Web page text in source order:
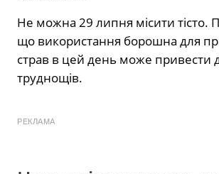
Не можна 29 липня місити тісто.
що використання борошна для
страв в цей день може привести
труднощів.
РЕКЛАМА